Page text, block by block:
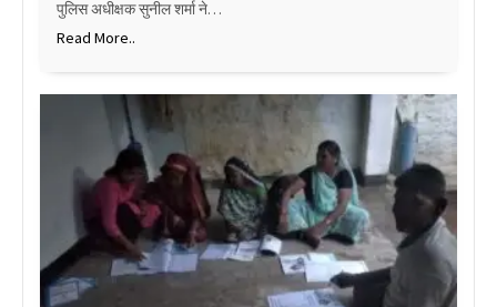
पुलिस अधीक्षक सुनील शर्मा ने…
Read More..